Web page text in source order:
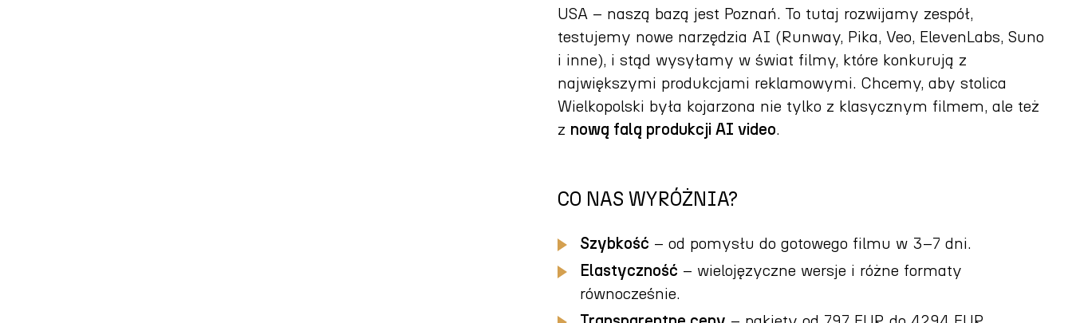
USA – naszą bazą jest Poznań. To tutaj rozwijamy zespół,
testujemy nowe narzędzia AI (Runway, Pika, Veo, ElevenLabs, Suno
i inne), i stąd wysyłamy w świat filmy, które konkurują z
największymi produkcjami reklamowymi. Chcemy, aby stolica
Wielkopolski była kojarzona nie tylko z klasycznym filmem, ale też
z nową falą produkcji AI video.
CO NAS WYRÓŻNIA?
Szybkość – od pomysłu do gotowego filmu w 3–7 dni.
Elastyczność – wielojęzyczne wersje i różne formaty
równocześnie.